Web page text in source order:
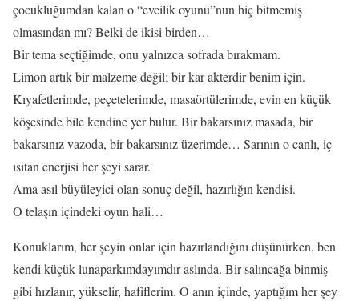
çocukluğumdan kalan o “evcilik oyunu”nun hiç bitmemiş
olmasından mı? Belki de ikisi birden…
Bir tema seçtiğimde, onu yalnızca sofrada bırakmam.
Limon artık bir malzeme değil; bir kar akterdir benim için.
Kıyafetlerimde, peçetelerimde, masaörtülerimde, evin en küçük
köşesinde bile kendine yer bulur. Bir bakarsınız masada, bir
bakarsınız vazoda, bir bakarsınız üzerimde… Sarının o canlı, iç
ısıtan enerjisi her şeyi sarar.
Ama asıl büyüleyici olan sonuç değil, hazırlığın kendisi.
O telaşın içindeki oyun hali…
Konuklarım, her şeyin onlar için hazırlandığını düşünürken, ben
kendi küçük lunaparkımdayımdır aslında. Bir salıncağa binmiş
gibi hızlanır, yükselir, hafiflerim. O anın içinde, yaptığım her şey